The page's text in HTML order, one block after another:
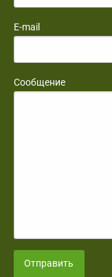
E-mail
Сообщение
Отправить